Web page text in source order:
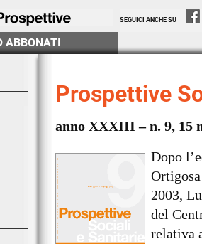
SEGUICI ANCHE SU
ABBONATI
Prospettive
anno XXXIII – n. 9, 15
Dopo
2003,
del
relativa